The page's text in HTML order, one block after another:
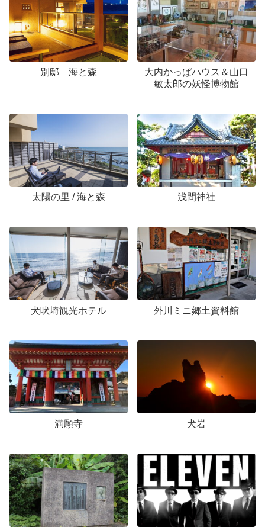
別邸 海と森
大内かっぱハウス＆山口
敏太郎の妖怪博物館
太陽の里 / 海と森 浅間神社
犬吠埼観光ホテル 外川ミニ郷土資料館
満願寺 犬岩